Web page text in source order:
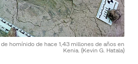
de homínido de hace 1,43 millones de años en
Kenia. (Kevin G. Hatala)